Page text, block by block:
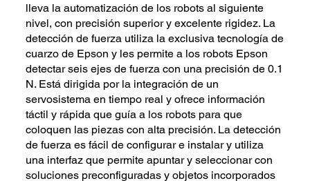
lleva la automatización de los robots al siguiente
nivel, con precisión superior y excelente rigidez. La
detección de fuerza utiliza la exclusiva tecnología de
cuarzo de Epson y les permite a los robots Epson
detectar seis ejes de fuerza con una precisión de 0.1
N. Está dirigida por la integración de un
servosistema en tiempo real y ofrece información
táctil y rápida que guía a los robots para que
coloquen las piezas con alta precisión. La detección
de fuerza es fácil de configurar e instalar y utiliza
una interfaz que permite apuntar y seleccionar con
soluciones preconfiguradas y objetos incorporados